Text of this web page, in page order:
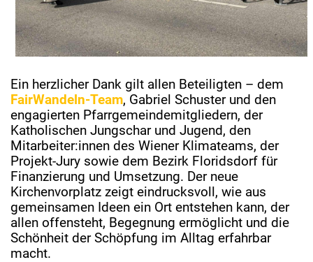
Ein herzlicher Dank gilt allen Beteiligten – dem
FairWandeln-Team, Gabriel Schuster und den
engagierten Pfarrgemeindemitgliedern, der
Katholischen Jungschar und Jugend, den
Mitarbeiter:innen des Wiener Klimateams, der
Projekt-Jury sowie dem Bezirk Floridsdorf für
Finanzierung und Umsetzung. Der neue
Kirchenvorplatz zeigt eindrucksvoll, wie aus
gemeinsamen Ideen ein Ort entstehen kann, der
allen offensteht, Begegnung ermöglicht und die
Schönheit der Schöpfung im Alltag erfahrbar
macht.